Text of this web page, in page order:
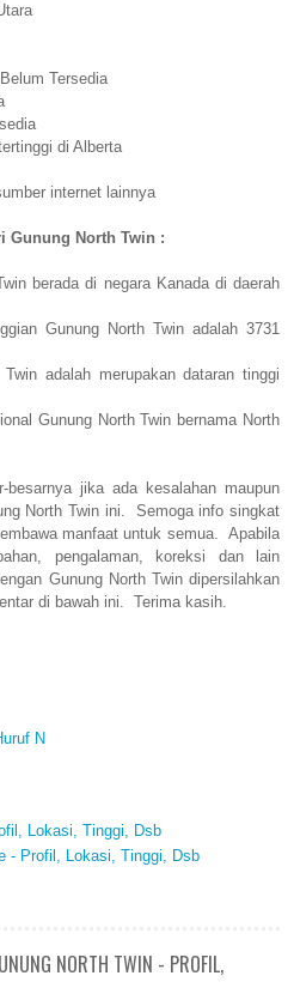
Tersedia
di Alberta
internet lainnya
Gunung North Twin :
berada di negara Kanada di daerah
Gunung North Twin adalah 3731
adalah merupakan dataran tinggi
Gunung North Twin bernama North
jika ada kesalahan maupun
North Twin ini. Semoga info singkat
manfaat untuk semua. Apabila
pengalaman, koreksi dan lain
Gunung North Twin dipersilahkan
di bawah ini. Terima kasih.
N
Lokasi, Tinggi, Dsb
- Profil, Lokasi, Tinggi, Dsb
NORTH TWIN - PROFIL,